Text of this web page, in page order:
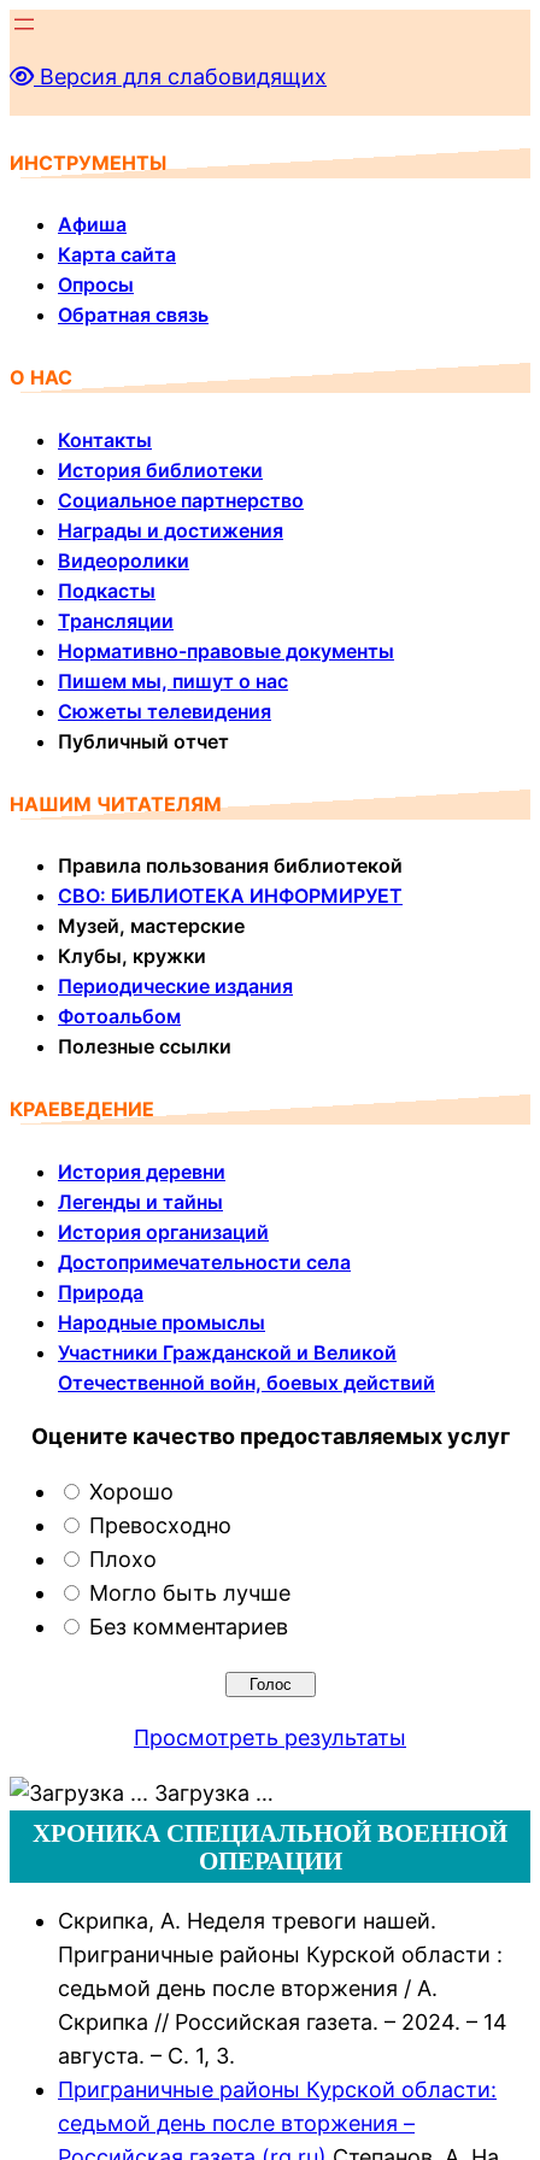
Перейти
содержимому
Версия для слабовидящих
ИНСТРУМЕНТЫ
Афиша
Карта сайта
Опросы
Обратная связь
О НАС
Контакты
История библиотеки
Социальное партнерство
Награды и достижения
Видеоролики
Подкасты
Трансляции
Нормативно-правовые документы
Пишем мы, пишут о нас
Сюжеты телевидения
Публичный отчет
НАШИМ ЧИТАТЕЛЯМ
Правила пользования библиотекой
СВО: БИБЛИОТЕКА ИНФОРМИРУЕТ
Музей, мастерские
Клубы, кружки
Периодические издания
Фотоальбом
Полезные ссылки
КРАЕВЕДЕНИЕ
История деревни
Легенды и тайны
История организаций
Достопримечательности села
Природа
Народные промыслы
Участники Гражданской и Великой
Отечественной войн, боевых действий
Оцените качество предоставляемых услуг
Хорошо
Превосходно
Плохо
Могло быть лучше
Без комментариев
Просмотреть результаты
Загрузка …
ХРОНИКА СПЕЦИАЛЬНОЙ ВОЕННОЙ
ОПЕРАЦИИ
Скрипка, А. Неделя тревоги нашей.
Приграничные районы Курской области :
седьмой день после вторжения / А.
Скрипка // Российская газета. – 2024. – 14
августа. – С. 1, 3.
Приграничные районы Курской области:
седьмой день после вторжения –